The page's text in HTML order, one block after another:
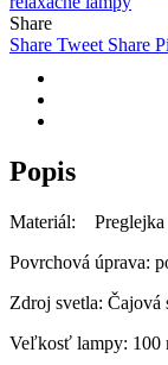
čajovú
sviečku
Share
Share Tweet Share
Popis
Materiál: Preglejka
Povrchová úprava:
Zdroj svetla: Čajová
Veľkosť lampy: 100